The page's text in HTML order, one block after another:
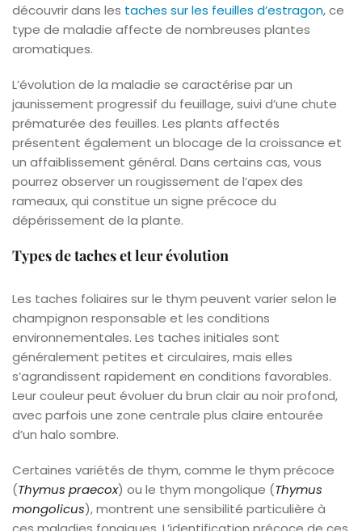
découvrir dans les taches sur les feuilles d’estragon, ce
type de maladie affecte de nombreuses plantes
aromatiques.
L’évolution de la maladie se caractérise par un
jaunissement progressif du feuillage, suivi d’une chute
prématurée des feuilles. Les plants affectés
présentent également un blocage de la croissance et
un affaiblissement général. Dans certains cas, vous
pourrez observer un rougissement de l’apex des
rameaux, qui constitue un signe précoce du
dépérissement de la plante.
Types de taches et leur évolution
Les taches foliaires sur le thym peuvent varier selon le
champignon responsable et les conditions
environnementales. Les taches initiales sont
généralement petites et circulaires, mais elles
s’agrandissent rapidement en conditions favorables.
Leur couleur peut évoluer du brun clair au noir profond,
avec parfois une zone centrale plus claire entourée
d’un halo sombre.
Certaines variétés de thym, comme le thym précoce
(Thymus praecox) ou le thym mongolique (Thymus
mongolicus), montrent une sensibilité particulière à